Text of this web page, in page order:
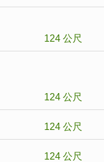
124 公尺
124 公尺
124 公尺
124 公尺